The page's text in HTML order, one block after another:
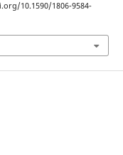
10.1590/1806-9584-